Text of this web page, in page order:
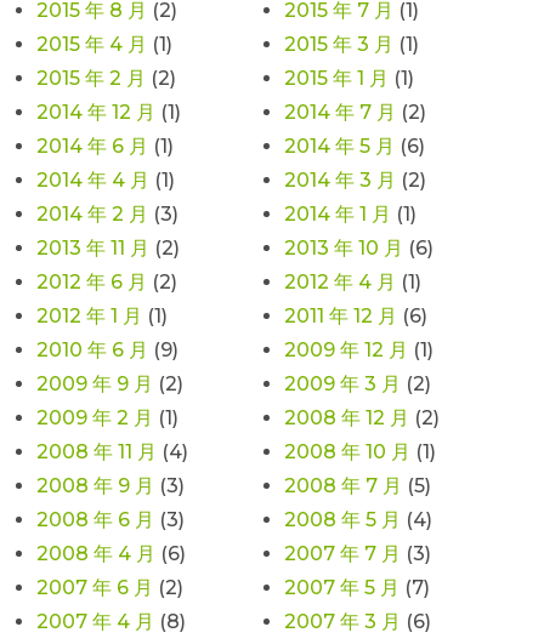
2015 年 8 月 (2) 2015 年 7 月 (1)
2015 年 4 月 (1) 2015 年 3 月 (1)
2015 年 2 月 (2) 2015 年 1 月 (1)
2014 年 12 月 (1) 2014 年 7 月 (2)
2014 年 6 月 (1) 2014 年 5 月 (6)
2014 年 4 月 (1) 2014 年 3 月 (2)
2014 年 2 月 (3) 2014 年 1 月 (1)
2013 年 11 月 (2) 2013 年 10 月 (6)
2012 年 6 月 (2) 2012 年 4 月 (1)
2012 年 1 月 (1) 2011 年 12 月 (6)
2010 年 6 月 (9) 2009 年 12 月 (1)
2009 年 9 月 (2) 2009 年 3 月 (2)
2009 年 2 月 (1) 2008 年 12 月 (2)
2008 年 11 月 (4) 2008 年 10 月 (1)
2008 年 9 月 (3) 2008 年 7 月 (5)
2008 年 6 月 (3) 2008 年 5 月 (4)
2008 年 4 月 (6) 2007 年 7 月 (3)
2007 年 6 月 (2) 2007 年 5 月 (7)
2007 年 4 月 (8) 2007 年 3 月 (6)